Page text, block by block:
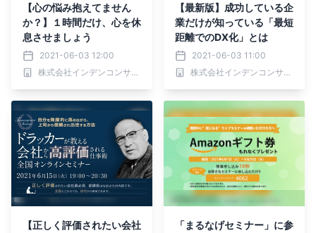
【心の悩み抱えてません
か？】１時間だけ、心を休
息させましょう
2021-06-03 12:00
株式会社インデンコンサルティング
【最新版】成功している企
業だけが知っている「最短
距離でのDX化」とは
2021-06-03 11:00
株式会社インデンコンサルティング
【正しく評価されたい会社
「まるなげセミナー」に参